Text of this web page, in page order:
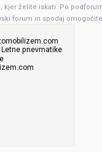
kjer želite iskati. Po
forum in spodaj